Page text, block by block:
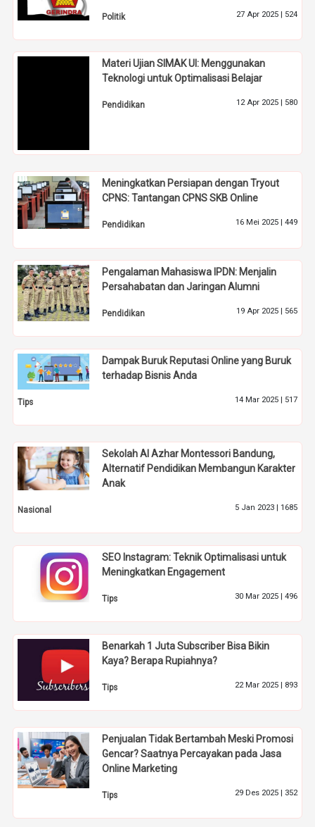
Politik 27 Apr 2025 | 524
Materi Ujian SIMAK UI: Menggunakan
Teknologi untuk Optimalisasi Belajar
Pendidikan 12 Apr 2025 | 580
Meningkatkan Persiapan dengan Tryout
CPNS: Tantangan CPNS SKB Online
Pendidikan 16 Mei 2025 | 449
Pengalaman Mahasiswa IPDN: Menjalin
Persahabatan dan Jaringan Alumni
Pendidikan 19 Apr 2025 | 565
Dampak Buruk Reputasi Online yang Buruk
terhadap Bisnis Anda
Tips 14 Mar 2025 | 517
Sekolah Al Azhar Montessori Bandung,
Alternatif Pendidikan Membangun Karakter
Anak
Nasional 5 Jan 2023 | 1685
SEO Instagram: Teknik Optimalisasi untuk
Meningkatkan Engagement
Tips 30 Mar 2025 | 496
Benarkah 1 Juta Subscriber Bisa Bikin
Kaya? Berapa Rupiahnya?
Tips 22 Mar 2025 | 893
Penjualan Tidak Bertambah Meski Promosi
Gencar? Saatnya Percayakan pada Jasa
Online Marketing
Tips 29 Des 2025 | 352